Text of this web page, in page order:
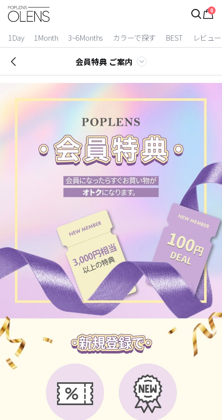
0
1Day 1Month 3~6Months カラーで探す BEST レビュー
ログイン
カラコン比較
今月限定特典
ベスト
装着期間
2 Weeks
3~6 Months
よりどりキット
チョコ
グレー
ブラック
ヘーゼル
グリーン
ピンク
乱視用
ケア用品
EYEしてる
会員特典 ご案内